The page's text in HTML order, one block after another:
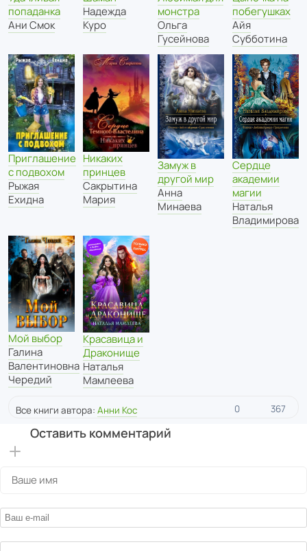
попаданка
Ани Смок
Надежда
Куро
монстра
Ольга
Гусейнова
побегушках
Айя
Субботина
Приглашение
с подвохом
Рыжая
Ехидна
Никаких
принцев
Сакрытина
Мария
Замуж в
другой мир
Анна
Минаева
Сердце
академии
магии
Наталья
Владимирова
Мой выбор
Галина
Валентиновна
Чередий
Красавица и
Драконище
Наталья
Мамлеева
Все книги автора: Анни Кос 0 367
Оставить комментарий